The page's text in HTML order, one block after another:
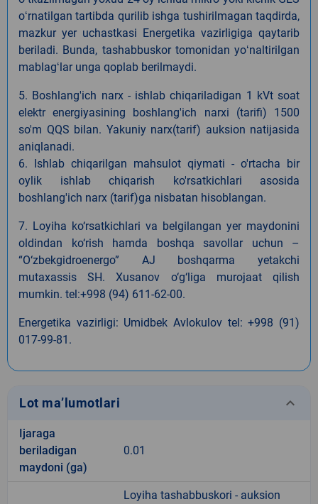
oʻrnatilgan tartibda qurilib ishga tushirilmagan taqdirda,
mazkur yer uchastkasi Energetika vazirligiga qaytarib
beriladi. Bunda, tashabbuskor tomonidan yoʻnaltirilgan
mablagʻlar unga qoplab berilmaydi.
5. Boshlang'ich narx - ishlab chiqariladigan 1 kVt soat
elektr energiyasining boshlang'ich narxi (tarifi) 1500
so'm QQS bilan. Yakuniy narx(tarif) auksion natijasida
aniqlanadi.
6. Ishlab chiqarilgan mahsulot qiymati - o'rtacha bir
oylik ishlab chiqarish ko'rsatkichlari asosida
boshlang'ich narx (tarif)ga nisbatan hisoblangan.
7. Loyiha ko‘rsatkichlari va belgilangan yer maydonini
oldindan ko‘rish hamda boshqa savollar uchun –
“O‘zbekgidroenergo” AJ boshqarma yetakchi
mutaxassis
SH.
Xusanov o‘g‘liga murojaat qilish
mumkin. tel:+998 (94) 611-62-00.
Energetika vazirligi: Umidbek Avlokulov tel:+998 (91)
017-99-81.
Lot ma’lumotlari keyboard_arrow_down
Ijaraga
beriladigan
maydoni (ga)
0.01
Loyiha tashabbuskori - auksion